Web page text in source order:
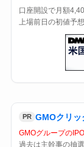
口座開設で月額
上場前日の初値予
PR GMOクリッ
GMOグループの
過去は主幹事の抽